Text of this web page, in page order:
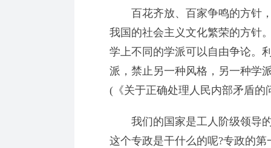
百花齐放、百家争鸣的方针，
我国的社会主义文化繁荣的方针
学上不同的学派可以自由争论。
派，禁止另一种风格，另一种学
(《关于正确处理人民内部矛盾的
我们的国家是工人阶级领导的
这个专政是干什么的呢?专政的